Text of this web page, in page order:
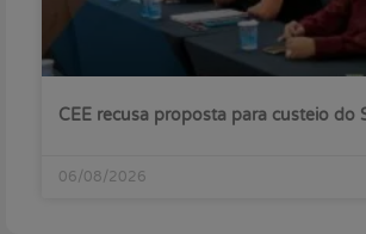
CEE recusa proposta para custeio do
06/08/2026